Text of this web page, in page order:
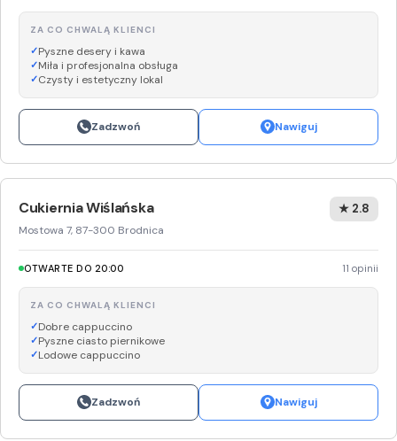
ZA CO CHWALĄ KLIENCI
Pyszne desery i kawa
Miła i profesjonalna obsługa
Czysty i estetyczny lokal
Zadzwoń Nawiguj
Cukiernia Wiślańska
Mostowa 7, 87-300 Brodnica
★ 2.8
OTWARTE DO 20:00 11 opinii
ZA CO CHWALĄ KLIENCI
Dobre cappuccino
Pyszne ciasto piernikowe
Lodowe cappuccino
Zadzwoń Nawiguj